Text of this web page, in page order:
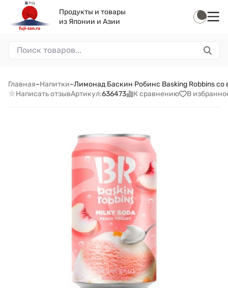
Продукты и товары
из Японии и Азии
Главная–Напитки–Лимонад Баскин Робинс Basking Robbins со
Написать отзывАртикул:636473 К сравнению В